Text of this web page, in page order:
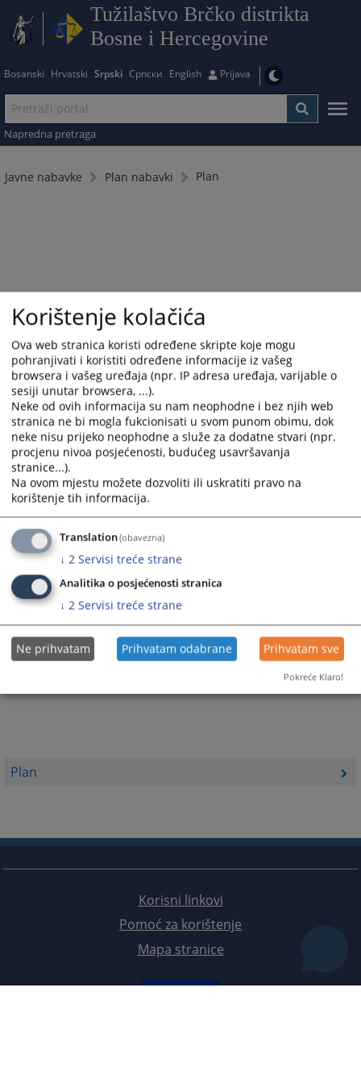
Tužilaštvo Brčko distrikta
Bosne i Hercegovine
Bosanski Hrvatski Srpski Српски English Prijava
Napredna pretraga
Javne nabavke Plan nabavki Plan
Plan
Korisni linkovi
Pomoć za korištenje
Mapa stranice
Korištenje kolačića
Ova web stranica koristi određene skripte koje mogu
pohranjivati i koristiti određene informacije iz vašeg
browsera i vašeg uređaja (npr. IP adresa uređaja, varijable o
sesiji unutar browsera, ...).
Neke od ovih informacija su nam neophodne i bez njih web
stranica ne bi mogla fukcionisati u svom punom obimu, dok
neke nisu prijeko neophodne a služe za dodatne stvari (npr.
procjenu nivoa posjećenosti, budućeg usavršavanja
stranice...).
Na ovom mjestu možete dozvoliti ili uskratiti pravo na
korištenje tih informacija.
Translation(obavezna)
↓ 2 Servisi treće strane
Analitika o posjećenosti stranica
↓ 2 Servisi treće strane
Ne prihvatam Prihvatam odabrane Prihvatam sve
Pokreće Klaro!